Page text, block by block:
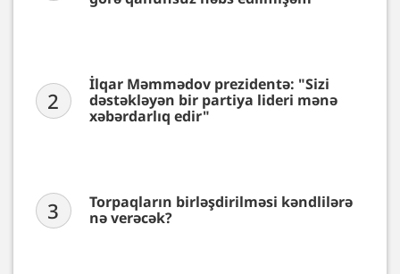
2
İlqar Məmmədov prezidentə: "Sizi
dəstəkləyən bir partiya lideri mənə
xəbərdarlıq edir"
3
Torpaqların birləşdirilməsi kəndlilərə
nə verəcək?